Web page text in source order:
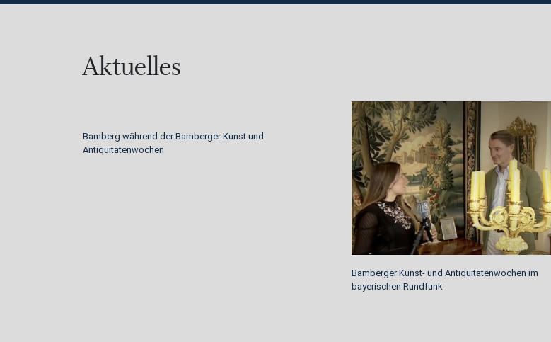
Aktuelles
Bamberg während der Bamberger Kunst und
Antiquitätenwochen
Bamberger Kunst- und Antiquitätenwochen im
bayerischen Rundfunk